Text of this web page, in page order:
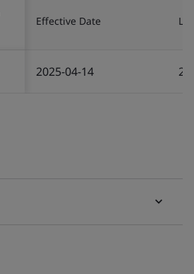
Effective Date
2025-04-14